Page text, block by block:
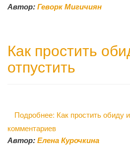
Автор:Геворк Мигичиян
Как простить
отпустить
Подробнее: Как простить обиду
комментариев
Автор:Елена Курочкина